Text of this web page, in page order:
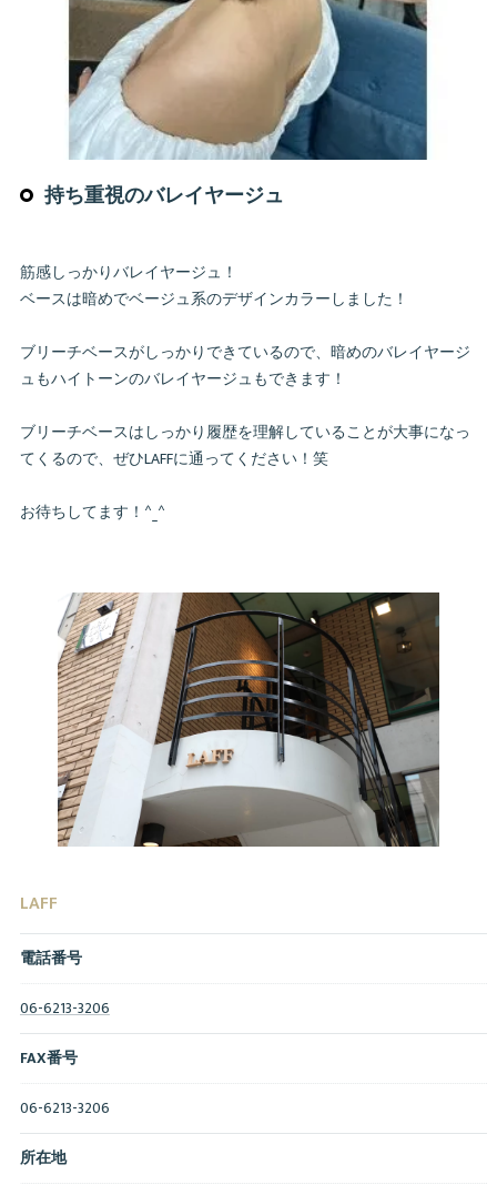
持ち重視のバレイヤージュ
筋感しっかりバレイヤージュ！
ベースは暗めでベージュ系のデザインカラーしました！
ブリーチベースがしっかりできているので、暗めのバレイヤージ
ュもハイトーンのバレイヤージュもできます！
ブリーチベースはしっかり履歴を理解していることが大事になっ
てくるので、ぜひLAFFに通ってください！笑
お待ちしてます！^_^
LAFF
電話番号
06-6213-3206
FAX番号
06-6213-3206
所在地